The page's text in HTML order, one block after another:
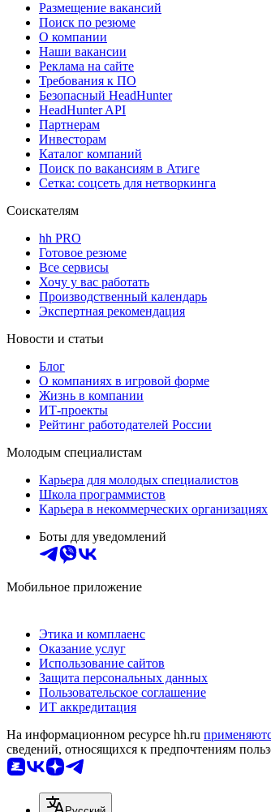
Размещение вакансий
Поиск по резюме
О компании
Наши вакансии
Реклама на сайте
Требования к ПО
Безопасный HeadHunter
HeadHunter API
Партнерам
Инвесторам
Каталог компаний
Поиск по вакансиям в Атиге
Сетка: соцсеть для нетворкинга
Соискателям
hh PRO
Готовое резюме
Все сервисы
Хочу у вас работать
Производственный календарь
Экспертная рекомендация
Новости и статьи
Блог
О компаниях в игровой форме
Жизнь в компании
ИТ-проекты
Рейтинг работодателей России
Молодым специалистам
Карьера для молодых специалистов
Школа программистов
Карьера в некоммерческих организациях
Боты для уведомлений
Мобильное приложение
Этика и комплаенс
Оказание услуг
Использование сайтов
Защита персональных данных
Пользовательское соглашение
ИТ аккредитация
На информационном ресурсе hh.ru
сведений, относящихся к предпочтениям